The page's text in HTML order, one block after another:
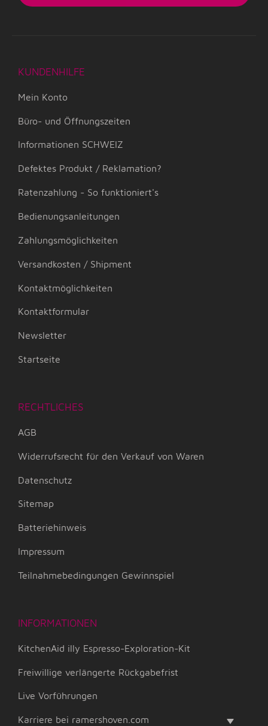
KUNDENHILFE
Mein Konto
Büro- und Öffnungszeiten
Informationen SCHWEIZ
Defektes Produkt / Reklamation?
Ratenzahlung - So funktioniert's
Bedienungsanleitungen
Zahlungsmöglichkeiten
Versandkosten / Shipment
Kontaktmöglichkeiten
Kontaktformular
Newsletter
Startseite
RECHTLICHES
AGB
Widerrufsrecht für den Verkauf von Waren
Datenschutz
Sitemap
Batteriehinweis
Impressum
Teilnahmebedingungen Gewinnspiel
INFORMATIONEN
KitchenAid illy Espresso-Exploration-Kit
Freiwillige verlängerte Rückgabefrist
Live Vorführungen
Karriere bei ramershoven.com